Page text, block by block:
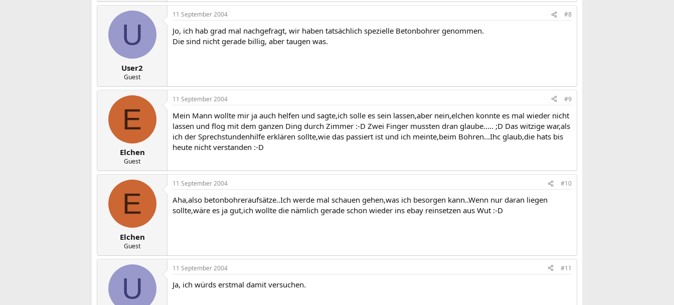
U
User2
Guest
11 September 2004 #8
Jo, ich hab grad mal nachgefragt, wir haben tatsächlich spezielle Betonbohrer genommen.
Die sind nicht gerade billig, aber taugen was.
E
Elchen
Guest
11 September 2004 #9
Mein Mann wollte mir ja auch helfen und sagte,ich solle es sein lassen,aber nein,elchen konnte es mal wieder nicht
lassen und flog mit dem ganzen Ding durch Zimmer :-D Zwei Finger mussten dran glaube..... ;D Das witzige war,als
ich der Sprechstundenhilfe erklären sollte,wie das passiert ist und ich meinte,beim Bohren...Ihc glaub,die hats bis
heute nicht verstanden :-D
E
Elchen
Guest
11 September 2004 #10
Aha,also betonbohreraufsätze..Ich werde mal schauen gehen,was ich besorgen kann..Wenn nur daran liegen
sollte,wäre es ja gut,ich wollte die nämlich gerade schon wieder ins ebay reinsetzen aus Wut :-D
U
11 September 2004 #11
Ja, ich würds erstmal damit versuchen.